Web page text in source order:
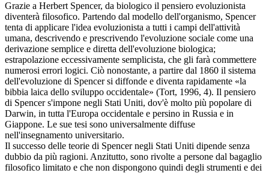
Grazie a Herbert Spencer, da biologico il pensiero evoluzionista
diventerà filosofico. Partendo dal modello dell'organismo, Spencer
tenta di applicare l'idea evoluzionista a tutti i campi dell'attività
umana, descrivendo e prescrivendo l'evoluzione sociale come una
derivazione semplice e diretta dell'evoluzione biologica;
estrapolazione eccessivamente semplicista, che gli farà commettere
numerosi errori logici. Ciò nonostante, a partire dal 1860 il sistema
dell'evoluzione di Spencer si diffonde e diventa rapidamente «la
bibbia laica dello sviluppo occidentale» (Tort, 1996, 4). Il pensiero
di Spencer s'impone negli Stati Uniti, dov'è molto più popolare di
Darwin, in tutta l'Europa occidentale e persino in Russia e in
Giappone. Le sue tesi sono universalmente diffuse
nell'insegnamento universitario.
Il successo delle teorie di Spencer negli Stati Uniti dipende senza
dubbio da più ragioni. Anzitutto, sono rivolte a persone dal bagaglio
filosofico limitato e che non dispongono quindi degli strumenti e dei